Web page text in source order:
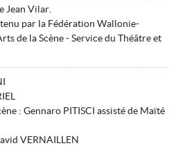
Jean Vilar.
par la Fédération Wallonie-
de la Scène - Service du Théâtre et
: Gennaro PITISCI assisté de Maïté
VERNAILLEN